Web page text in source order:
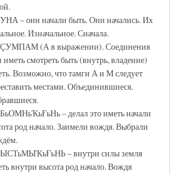
УНА – они начали быть. Они начались. Их
Изначальное. Сначала.
ҪУМПАМ (А в выражении). Соединения
иметь смотреть быть (внутрь, владение)
Возможно, что тамги А и М следует
местами. Объединившиеся.
– делал это иметь начали
род начало. Заимели вождя. Выбрали
ЫСТьМЫҠьҒьНЬ – внутри силы земля
внутри высота род начало. Вождя